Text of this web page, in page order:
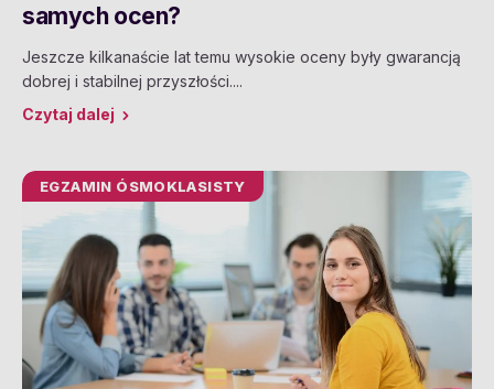
samych ocen?
Jeszcze kilkanaście lat temu wysokie oceny były gwarancją
dobrej i stabilnej przyszłości....
Czytaj dalej
EGZAMIN ÓSMOKLASISTY